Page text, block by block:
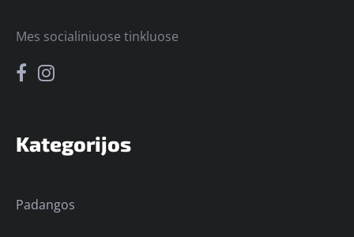
Kategorijos
Padangos
Mes socialiniuose tinkluose